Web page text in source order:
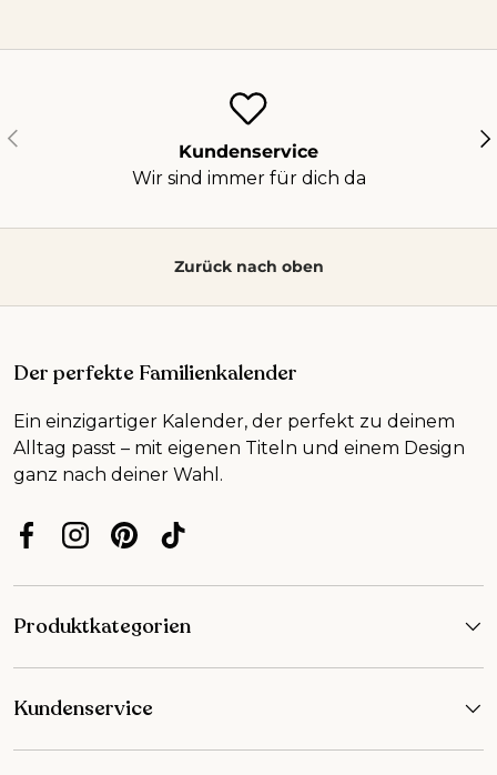
Vorherige
Kundenservice
Wir sind immer für dich da
Zurück nach oben
Der perfekte Familienkalender
Ein einzigartiger Kalender, der perfekt zu deinem
Alltag passt – mit eigenen Titeln und einem Design
ganz nach deiner Wahl.
FacebookInstagram
PinterestTikTok
Produktkategorien
Kundenservice